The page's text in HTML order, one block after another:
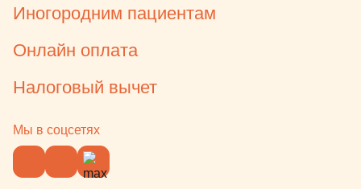
ответила на все интересующие
нас вопросы. Лина Амурбековна,
благодарим Вас за то, что в самые
помогли ребёнку мягко
заботу, чуткое и трепетное
отношение к нашему малышу.
Лечение во сне заняло 4.5 часа.
Иногородним пациентам
Онлайн оплата
Налоговый вычет
Мы в соцсетях